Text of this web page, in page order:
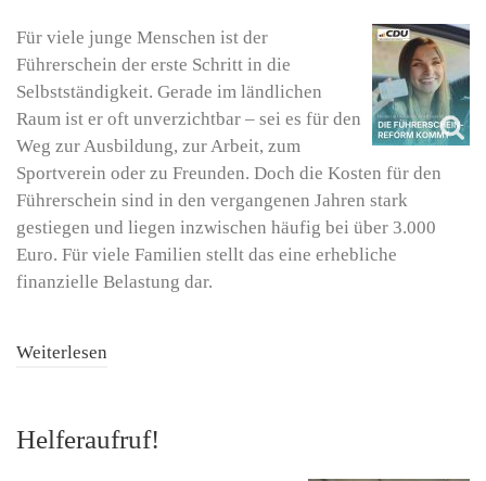
Für viele junge Menschen ist der
Führerschein der erste Schritt in die
Selbstständigkeit. Gerade im ländlichen
Raum ist er oft unverzichtbar – sei es für den
Weg zur Ausbildung, zur Arbeit, zum
Sportverein oder zu Freunden. Doch die Kosten für den
Führerschein sind in den vergangenen Jahren stark
gestiegen und liegen inzwischen häufig bei über 3.000
Euro. Für viele Familien stellt das eine erhebliche
finanzielle Belastung dar.
Weiterlesen
Helferaufruf!